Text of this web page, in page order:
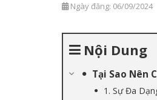
Ngày đăng: 06/09/2024
Nội Dung
Tại Sao Nên
1. Sự Đa